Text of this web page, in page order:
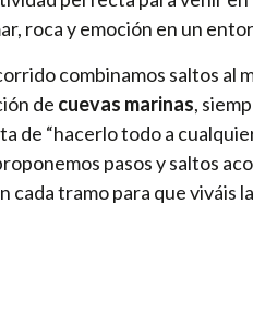
roca y emoción en un
combinamos saltos al
de cuevas marinas,
de “hacerlo todo a
pasos y saltos
cada tramo para que viváis